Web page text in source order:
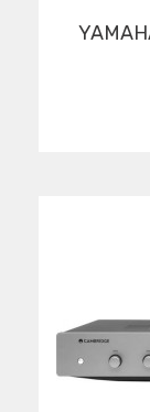
YAMAHA MUSICCAST RN402 D NOIR